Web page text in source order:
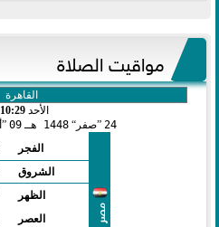
مواقيت الصلاة
الأحد10:29 صـ
24 صفر 1448 هـ 09
مصر
الفجر
الشروق
الظهر
العصر